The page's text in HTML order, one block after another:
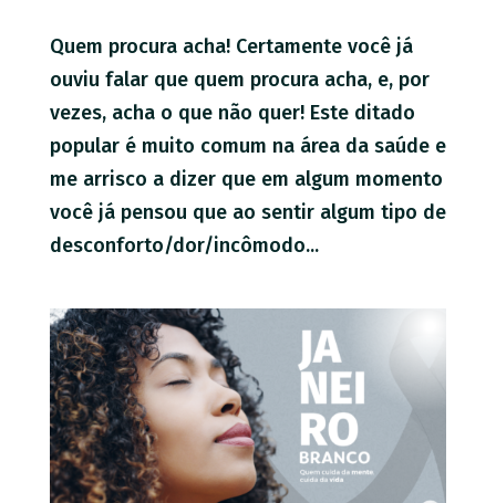
Quem procura acha! Certamente você já
ouviu falar que quem procura acha, e, por
vezes, acha o que não quer! Este ditado
popular é muito comum na área da saúde e
me arrisco a dizer que em algum momento
você já pensou que ao sentir algum tipo de
desconforto/dor/incômodo...